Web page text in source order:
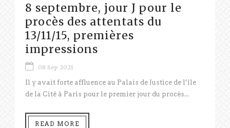
8 septembre, jour J pour le
procès des attentats du
13/11/15, premières
impressions
08 Sep 2021
Il y avait forte affluence au Palais de Justice de l’île
de la Cité à Paris pour le premier jour du procès...
READ MORE